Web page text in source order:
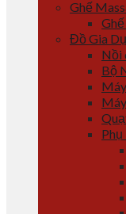
Ghế
Đồ Gia
Nồi
Bộ